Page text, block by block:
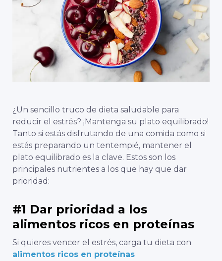
¿Un sencillo truco de dieta saludable para
reducir el estrés? ¡Mantenga su plato equilibrado!
Tanto si estás disfrutando de una comida como si
estás preparando un tentempié, mantener el
plato equilibrado es la clave. Estos son los
principales nutrientes a los que hay que dar
prioridad:
#1 Dar prioridad a los
alimentos ricos en proteínas
Si quieres vencer el estrés, carga tu dieta con
alimentos ricos en proteínas